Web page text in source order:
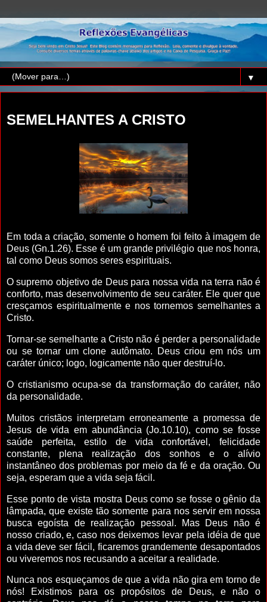
▼
SEMELHANTES A CRISTO
Em toda a criação, somente o homem foi feito à imagem de
Deus (Gn.1.26). Esse é um grande privilégio que nos honra,
tal como Deus somos seres espirituais.
O supremo objetivo de Deus para nossa vida na terra não é
conforto, mas desenvolvimento de seu caráter. Ele quer que
cresçamos espiritualmente e nos tornemos semelhantes a
Cristo.
Tornar-se semelhante a Cristo não é perder a personalidade
ou se tornar um clone autômato. Deus criou em nós um
caráter único; logo, logicamente não quer destruí-lo.
O cristianismo ocupa-se da transformação do caráter, não
da personalidade.
Muitos cristãos interpretam erroneamente a promessa de
Jesus de vida em abundância (Jo.10.10), como se fosse
saúde perfeita, estilo de vida confortável, felicidade
constante, plena realização dos sonhos e o alívio
instantâneo dos problemas por meio da fé e da oração. Ou
seja, esperam que a vida seja fácil.
Esse ponto de vista mostra Deus como se fosse o gênio da
lâmpada, que existe tão somente para nos servir em nossa
busca egoísta de realização pessoal. Mas Deus não é
nosso criado, e, caso nos deixemos levar pela idéia de que
a vida deve ser fácil, ficaremos grandemente desapontados
ou viveremos nos recusando a aceitar a realidade.
Nunca nos esqueçamos de que a vida não gira em torno de
nós! Existimos para os propósitos de Deus, e não o